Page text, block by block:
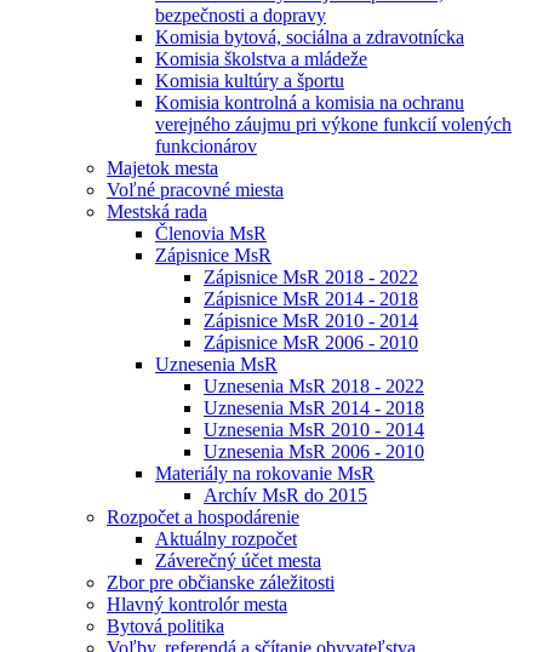
bezpečnosti a dopravy
Komisia bytová, sociálna a zdravotnícka
Komisia školstva a mládeže
Komisia kultúry a športu
Komisia kontrolná a komisia na ochranu
verejného záujmu pri výkone funkcií volených
funkcionárov
Majetok mesta
Voľné pracovné miesta
Mestská rada
Členovia MsR
Zápisnice MsR
Zápisnice MsR 2018 - 2022
Zápisnice MsR 2014 - 2018
Zápisnice MsR 2010 - 2014
Zápisnice MsR 2006 - 2010
Uznesenia MsR
Uznesenia MsR 2018 - 2022
Uznesenia MsR 2014 - 2018
Uznesenia MsR 2010 - 2014
Uznesenia MsR 2006 - 2010
Materiály na rokovanie MsR
Archív MsR do 2015
Rozpočet a hospodárenie
Aktuálny rozpočet
Záverečný účet mesta
Zbor pre občianske záležitosti
Hlavný kontrolór mesta
Bytová politika
Voľby, referendá a sčítanie obyvateľstva